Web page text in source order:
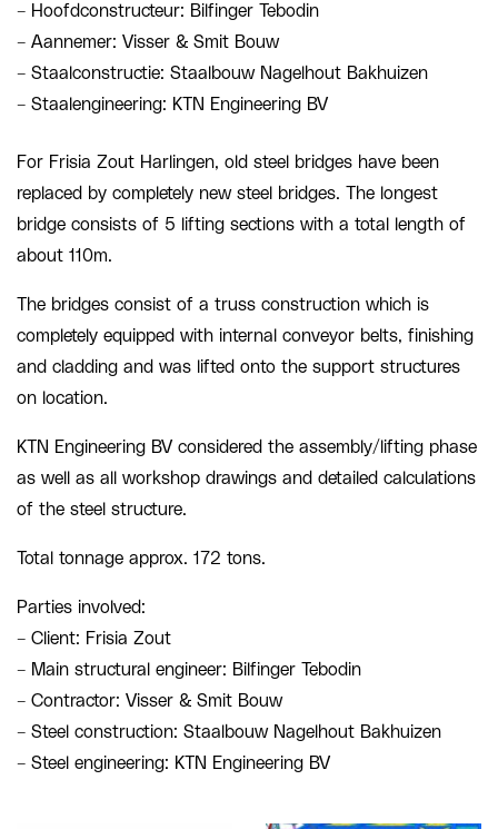
– Hoofdconstructeur: Bilfinger Tebodin
– Aannemer: Visser & Smit Bouw
– Staalconstructie: Staalbouw Nagelhout Bakhuizen
– Staalengineering: KTN Engineering BV
For Frisia Zout Harlingen, old steel bridges have been
replaced by completely new steel bridges. The longest
bridge consists of 5 lifting sections with a total length of
about 110m.
The bridges consist of a truss construction which is
completely equipped with internal conveyor belts, finishing
and cladding and was lifted onto the support structures
on location.
KTN Engineering BV considered the assembly/lifting phase
as well as all workshop drawings and detailed calculations
of the steel structure.
Total tonnage approx. 172 tons.
Parties involved:
– Client: Frisia Zout
– Main structural engineer: Bilfinger Tebodin
– Contractor: Visser & Smit Bouw
– Steel construction: Staalbouw Nagelhout Bakhuizen
– Steel engineering: KTN Engineering BV